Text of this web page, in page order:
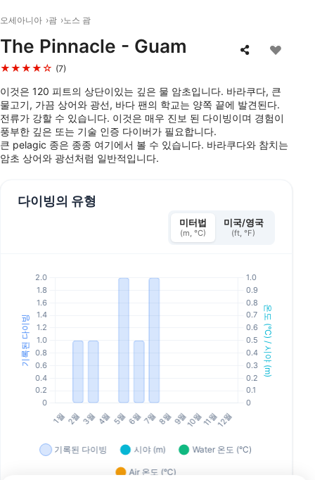
오세아니아 괌 노스 괌
The Pinnacle - Guam
★★★★☆ (7)
이것은 120 피트의 상단이있는 깊은 물 암초입니다. 바라쿠다, 큰
물고기, 가끔 상어와 광선, 바다 팬의 학교는 양쪽 끝에 발견된다.
전류가 강할 수 있습니다. 이것은 매우 진보 된 다이빙이며 경험이
풍부한 깊은 또는 기술 인증 다이버가 필요합니다.
큰 pelagic 종은 종종 여기에서 볼 수 있습니다. 바라쿠다와 참치는
암초 상어와 광선처럼 일반적입니다.
다이빙의 유형
미터법
(m, °C)
미국/영국
(ft, °F)